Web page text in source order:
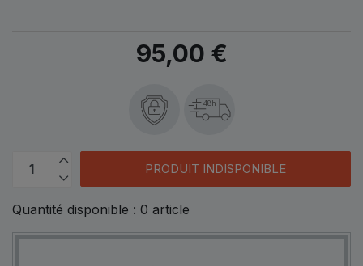
95,00 €
48h
PRODUIT INDISPONIBLE
Quantité disponible : 0 article